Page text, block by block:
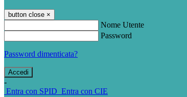
button close ×
Nome Utente
Password
Password dimenticata?
-
Entra con SPID Entra con CIE